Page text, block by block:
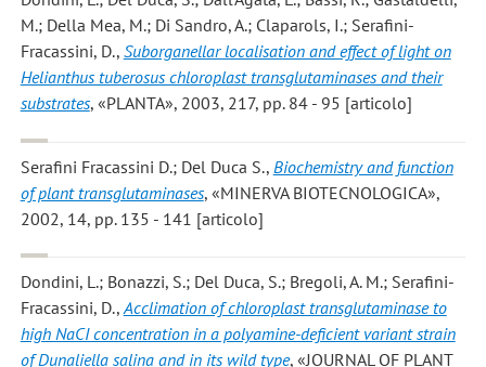
M.; Della Mea, M.; Di Sandro, A.; Claparols, I.; Serafini-
Fracassini, D., Suborganellar localisation and effect of light on
Helianthus tuberosus chloroplast transglutaminases and their
substrates, «PLANTA», 2003, 217, pp. 84 - 95 [articolo]
Serafini Fracassini D.; Del Duca S., Biochemistry and function
of plant transglutaminases, «MINERVA BIOTECNOLOGICA»,
2002, 14, pp. 135 - 141 [articolo]
Dondini, L.; Bonazzi, S.; Del Duca, S.; Bregoli, A. M.; Serafini-
Fracassini, D., Acclimation of chloroplast transglutaminase to
high NaCI concentration in a polyamine-deficient variant strain
of Dunaliella salina and in its wild type, «JOURNAL OF PLANT